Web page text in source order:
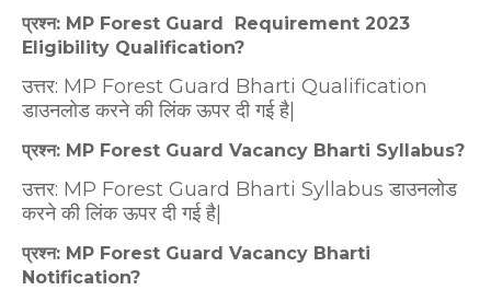
प्रश्न: MP Forest Guard Requirement 2023
Eligibility Qualification?
उत्तर: MP Forest Guard Bharti Qualification
डाउनलोड करने की लिंक ऊपर दी गई है|
प्रश्न: MP Forest Guard Vacancy Bharti Syllabus?
उत्तर: MP Forest Guard Bharti Syllabus डाउनलोड
करने की लिंक ऊपर दी गई है|
प्रश्न: MP Forest Guard Vacancy Bharti
Notification?